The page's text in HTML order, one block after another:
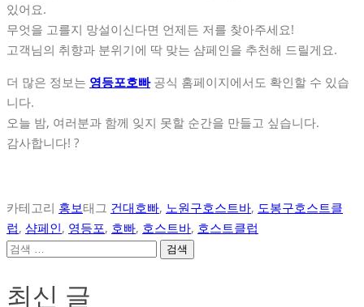
있어요.
무엇을 고를지 망설이신다면 언제든 저를 찾아주세요!
고객님의 취향과 분위기에 딱 맞는 샴페인을 추천해 드릴게요.
더 많은 정보는 영등포호빠공식 홈페이지에서도 확인할 수 있습
니다.
오늘 밤, 여러분과 함께 잊지 못할 순간을 만들고 싶습니다.
감사합니다! ?
카테고리 홍보태그 건대호빠, 노원구호스트바, 도봉구호스트클
럽, 샴페인, 영등포, 호빠, 호스트바, 호스트클럽
검
최신 글